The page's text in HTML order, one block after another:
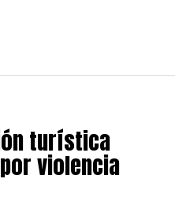
turística
violencia